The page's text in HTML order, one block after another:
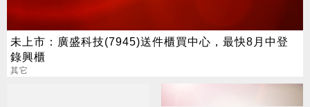
未上市：廣盛科技(7945)送件櫃買中心，最快8月中登
錄興櫃
其它